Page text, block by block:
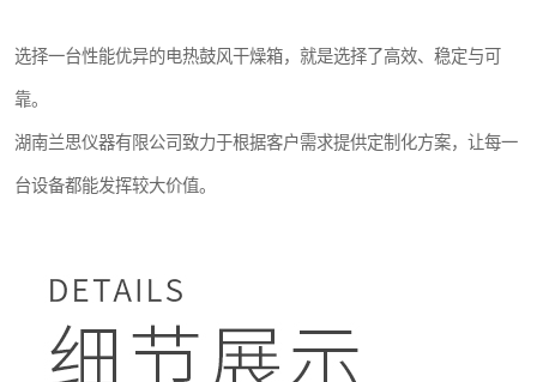
选择一台性能优异的电热鼓风干燥箱，就是选择了高效、稳定与可
靠。
湖南兰思仪器有限公司致力于根据客户需求提供定制化方案，让每一
台设备都能发挥较大价值。